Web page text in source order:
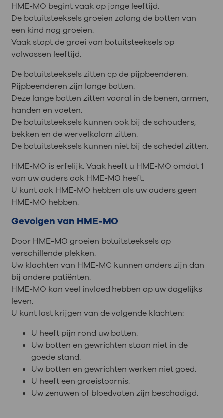
HME-MO begint vaak op jonge leeftijd.
De botuitsteeksels groeien zolang de botten van
een kind nog groeien.
Vaak stopt de groei van botuitsteeksels op
volwassen leeftijd.
De botuitsteeksels zitten op de pijpbeenderen.
Pijpbeenderen zijn lange botten.
Deze lange botten zitten vooral in de benen, armen,
handen en voeten.
De botuitsteeksels kunnen ook bij de schouders,
bekken en de wervelkolom zitten.
De botuitsteeksels kunnen niet bij de schedel zitten.
HME-MO is erfelijk. Vaak heeft u HME-MO omdat 1
van uw ouders ook HME-MO heeft.
U kunt ook HME-MO hebben als uw ouders geen
HME-MO hebben.
Gevolgen van HME-MO
Door HME-MO groeien botuitsteeksels op
verschillende plekken.
Uw klachten van HME-MO kunnen anders zijn dan
bij andere patiënten.
HME-MO kan veel invloed hebben op uw dagelijks
leven.
U kunt last krijgen van de volgende klachten:
U heeft pijn rond uw botten.
Uw botten en gewrichten staan niet in de
goede stand.
Uw botten en gewrichten werken niet goed.
U heeft een groeistoornis.
Uw zenuwen of bloedvaten zijn beschadigd.